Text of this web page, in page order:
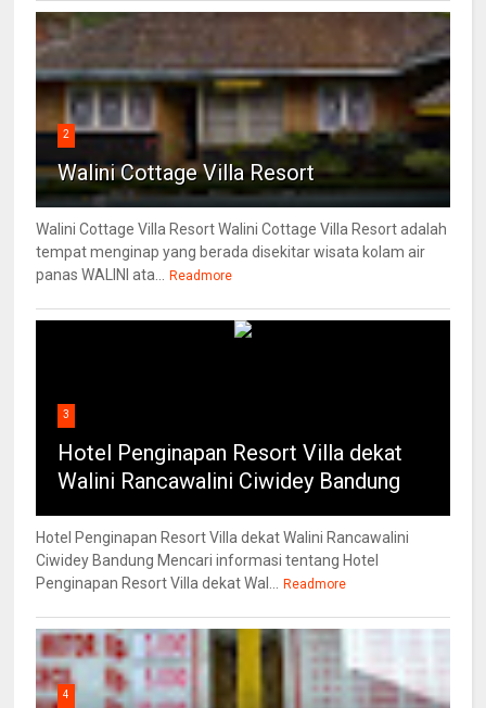
2
Walini Cottage Villa Resort
Walini Cottage Villa Resort Walini Cottage Villa Resort adalah
tempat menginap yang berada disekitar wisata kolam air
panas WALINI ata...
Readmore
3
Hotel Penginapan Resort Villa dekat
Walini Rancawalini Ciwidey Bandung
Hotel Penginapan Resort Villa dekat Walini Rancawalini
Ciwidey Bandung Mencari informasi tentang Hotel
Penginapan Resort Villa dekat Wal...
Readmore
4